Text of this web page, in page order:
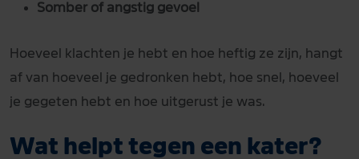
Somber of angstig gevoel
Hoeveel klachten je hebt en hoe heftig ze zijn, hangt
af van hoeveel je gedronken hebt, hoe snel, hoeveel
je gegeten hebt en hoe uitgerust je was.
Wat helpt tegen een kater?